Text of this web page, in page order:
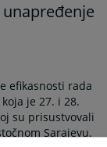
efikasnosti rada
je 27. i 28.
su prisustvovali
Sarajevu.